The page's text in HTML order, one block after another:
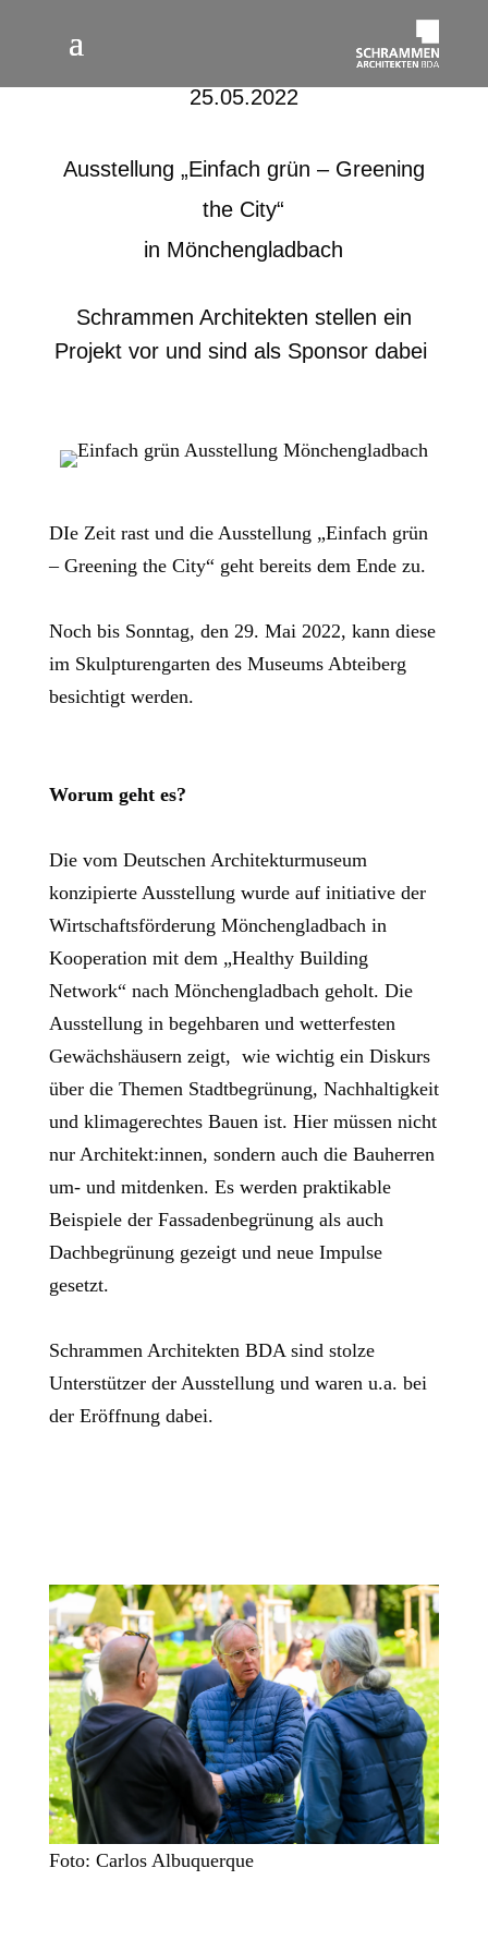
25.05.2022
Ausstellung „Einfach grün – Greening
the City“
in Mönchengladbach
Schrammen Architekten stellen ein
Projekt vor und sind als Sponsor dabei
DIe Zeit rast und die Ausstellung „Einfach grün
– Greening the City“ geht bereits dem Ende zu.
Noch bis Sonntag, den 29. Mai 2022, kann diese
im Skulpturengarten des Museums Abteiberg
besichtigt werden.
Worum geht es?
Die vom Deutschen Architekturmuseum
konzipierte Ausstellung wurde auf initiative der
Wirtschaftsförderung Mönchengladbach in
Kooperation mit dem „Healthy Building
Network“ nach Mönchengladbach geholt. Die
Ausstellung in begehbaren und wetterfesten
Gewächshäusern zeigt, wie wichtig ein Diskurs
über die Themen Stadtbegrünung, Nachhaltigkeit
und klimagerechtes Bauen ist. Hier müssen nicht
nur Architekt:innen, sondern auch die Bauherren
um- und mitdenken. Es werden praktikable
Beispiele der Fassadenbegrünung als auch
Dachbegrünung gezeigt und neue Impulse
gesetzt.
Schrammen Architekten BDA sind stolze
Unterstützer der Ausstellung und waren u.a. bei
der Eröffnung dabei.
Foto: Carlos Albuquerque